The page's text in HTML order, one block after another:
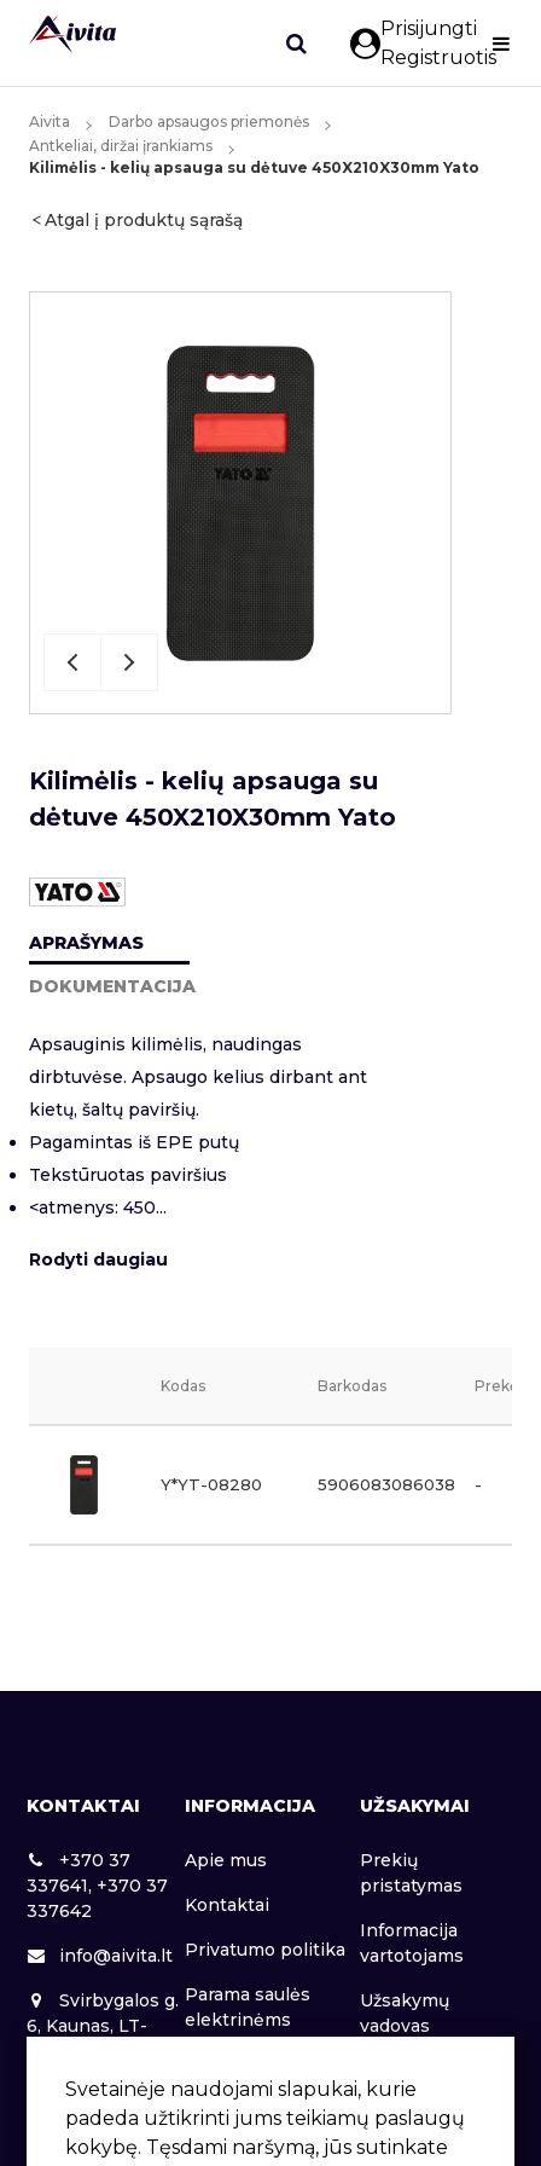
Prisijungti
Registruotis
Aivita
Darbo apsaugos priemonės
Antkeliai, diržai įrankiams
Kilimėlis - kelių apsauga su dėtuve 450X210X30mm Yato
Atgal į produktų sąrašą
Kilimėlis - kelių apsauga su
dėtuve 450X210X30mm Yato
APRAŠYMAS
DOKUMENTACIJA
Apsauginis kilimėlis, naudingas
dirbtuvėse. Apsaugo kelius dirbant ant
kietų, šaltų paviršių.
Pagamintas iš EPE putų
Tekstūruotas paviršius
<atmenys: 450...
Rodyti daugiau
Kodas Barkodas Prekės
Y*YT-08280 5906083086038 -
KONTAKTAI
+370 37
337641, +370 37
337642
info@aivita.lt
Svirbygalos g.
6, Kaunas, LT-
INFORMACIJA
Apie mus
Kontaktai
Privatumo politika
Parama saulės
elektrinėms
UŽSAKYMAI
Prekių
pristatymas
Informacija
vartotojams
Užsakymų
vadovas
Svetainėje naudojami slapukai, kurie
padeda užtikrinti jums teikiamų paslaugų
kokybę. Tęsdami naršymą, jūs sutinkate